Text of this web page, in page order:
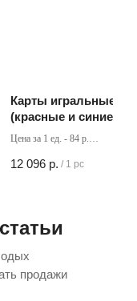
Карты игральные
(красные и синие)
Цена за 1 ед. - 84 р.
12 096 р. / 1 pc
продажи